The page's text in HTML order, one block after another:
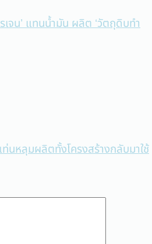
เจน’ แทนน้ำมัน ผลิต ‘วัตถุดิบทำ
นหลุมผลิตทั้งโครงสร้างกลับมาใช้